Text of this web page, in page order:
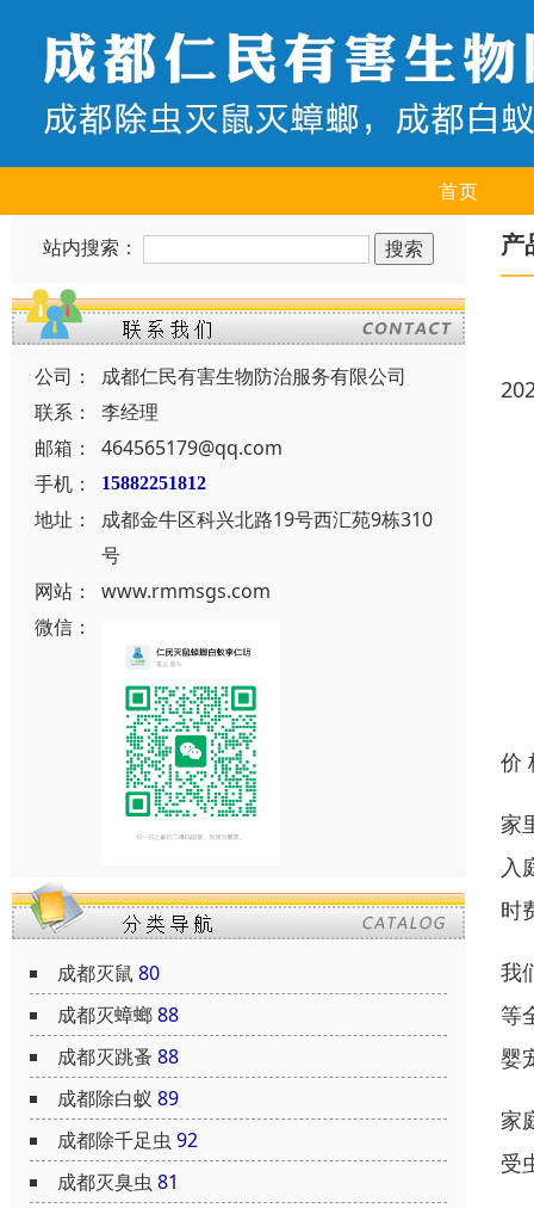
首页
站内搜索：
公司：
成都仁民有害生物防治服务有限公司
联系：
李经理
邮箱：
464565179@qq.com
手机：
15882251812
地址：
成都金牛区科兴北路19号西汇苑9栋310
号
网站：
www.rmmsgs.com
微信：
成都灭鼠 80
成都灭蟑螂88
成都灭跳蚤 88
成都除白蚁 89
成都除千足虫 92
成都灭臭虫 81
产
价
家
入
时
我
等
婴
家
受